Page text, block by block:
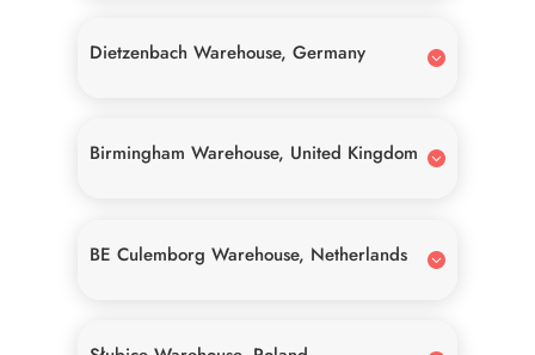
Dietzenbach Warehouse, Germany
Birmingham Warehouse, United Kingdom
BE Culemborg Warehouse, Netherlands